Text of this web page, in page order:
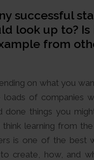
successful
look up to?
from
on what you
loads of companies
done things you
think learning from
is one of the best
create, how, and